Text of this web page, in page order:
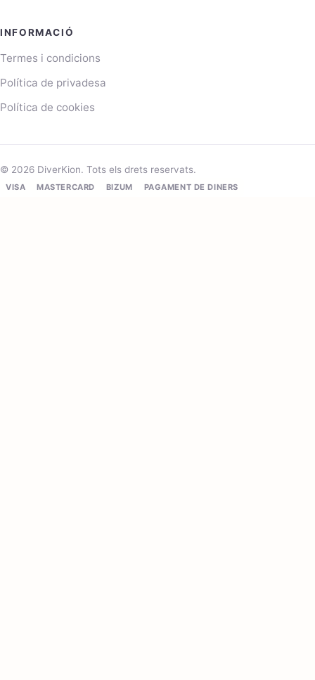
INFORMACIÓ
Termes i condicions
Política de privadesa
Política de cookies
© 2026 DiverKion. Tots els drets reservats.
VISA MASTERCARD BIZUM PAGAMENT DE DINERS